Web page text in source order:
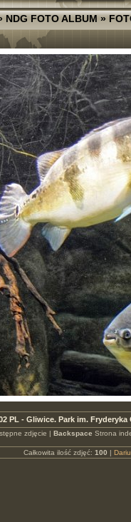
NDG FOTO ALBUM»
PL - Gliwice. Park im.
zdjęcie | Backspace Strona
Całkowita ilość zdjęć: 100 |